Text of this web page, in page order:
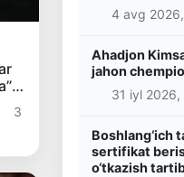
3
4 avg
Ahadjon
jahon
31 iyl 2026,
Boshlang‘ich
sertifikat
o‘tkazish